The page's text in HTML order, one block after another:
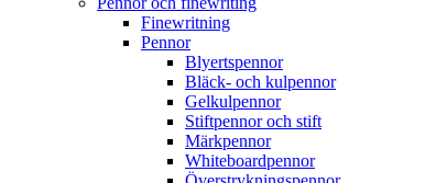
Finewritning
Pennor
Blyertspennor
Bläck- och kulpennor
Gelkulpennor
Stiftpennor och stift
Märkpennor
Whiteboardpennor